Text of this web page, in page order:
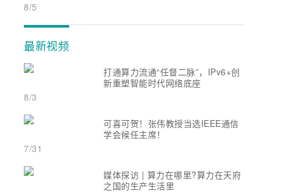
8/5
最新视频
打通算力流通“任督二脉”，IPv6+创
新重塑智能时代网络底座
8/3
可喜可贺！张伟教授当选IEEE通信
学会候任主席！
7/31
媒体探访 | 算力在哪里?算力在天府
之国的生产生活里